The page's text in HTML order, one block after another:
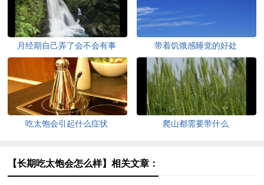
月经期自己弄了会不会有事 带着饥饿感睡觉的好处
吃太饱会引起什么症状 爬山都需要带什么
【长期吃太饱会怎么样】相关文章：